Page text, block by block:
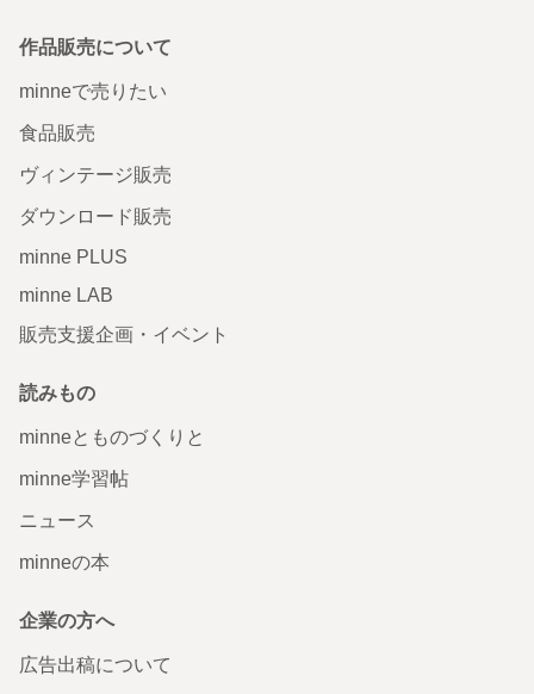
作品販売について
minneで売りたい
食品販売
ヴィンテージ販売
ダウンロード販売
minne PLUS
minne LAB
販売支援企画・イベント
読みもの
minneとものづくりと
minne学習帖
ニュース
minneの本
企業の方へ
広告出稿について